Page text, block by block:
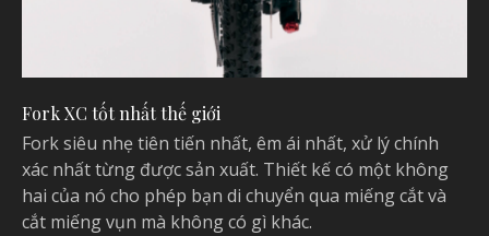
Fork XC tốt nhất thế giới
Fork siêu nhẹ tiên tiến nhất, êm ái nhất, xử lý chính
xác nhất từng được sản xuất. Thiết kế có một không
hai của nó cho phép bạn di chuyển qua miếng cắt và
cắt miếng vụn mà không có gì khác.